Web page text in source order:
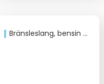
Bränsleslang, bensin och diesel 6mm